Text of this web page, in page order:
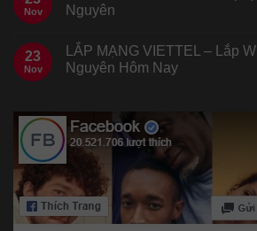
Nov
Nguyên
23
Nov
LẮP MẠNG VIETTEL – Lắp
Nguyên Hôm Nay